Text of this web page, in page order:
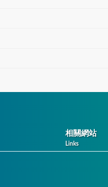
相關網站
Links